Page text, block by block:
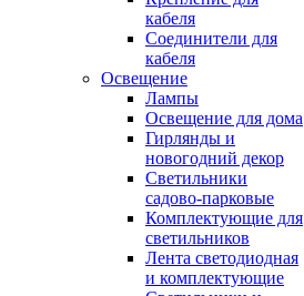
кабеля
Соединители для
кабеля
Освещение
Лампы
Освещение для дома
Гирлянды и
новогодний декор
Светильники
садово-парковые
Комплектующие для
светильников
Лента светодиодная
и комплектующие